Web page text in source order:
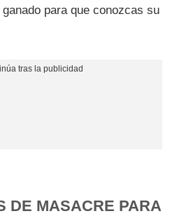
para que conozcas su
DE MASACRE PARA